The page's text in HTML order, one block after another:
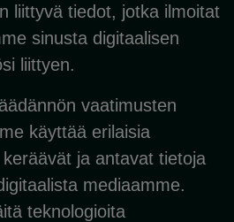
liittyvä tiedot, jotka ilmoitat
sinusta digitaalisen
liittyen.
vaatimusten
käyttää erilaisia
ja antavat tietoja
mediaamme.
teknologioita